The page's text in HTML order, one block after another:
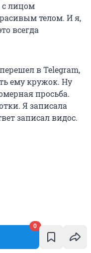
0
лицом
телом. И я,
всегда
в Telegram,
ему кружок. Ну
просьба.
Я записала
записал видос.